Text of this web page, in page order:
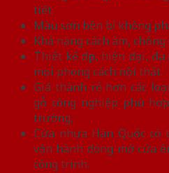
tiết.
Màu sơn bền bỉ không
Khả năng cách âm,
Thiết kế đẹp, hiện đại,
mọi phong cách nội thất.
Giá thành rẻ hơn các
gỗ công nghiệp phù
trường.
Cửa nhựa Hàn Quốc có
vận hành đóng mở cửa
công trình.